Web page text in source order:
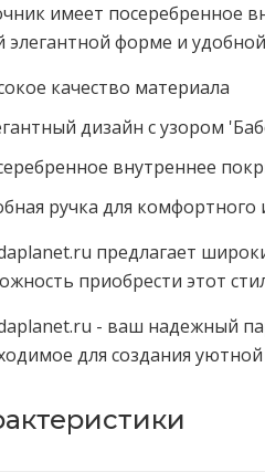
имеет посеребренное
элегантной форме и
качество материала
дизайн с узором
внутреннее
ручка для комфортного
предлагает
приобрести этот
- ваш надежный
для создания